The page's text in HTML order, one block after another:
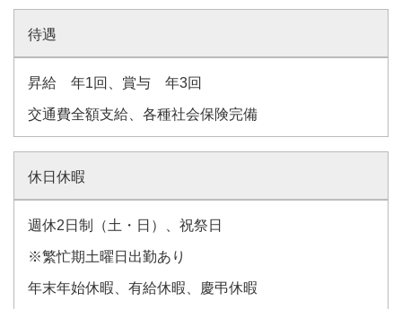
待遇
昇給 年1回、賞与 年3回
交通費全額支給、各種社会保険完備
休日休暇
週休2日制（土・日）、祝祭日
※繁忙期土曜日出勤あり
年末年始休暇、有給休暇、慶弔休暇